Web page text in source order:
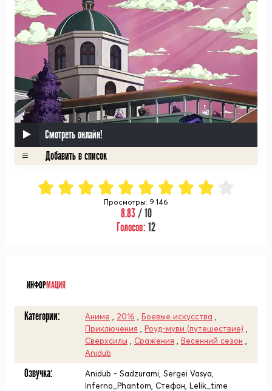
Смотреть онлайн!
Просмотры: 9 146
8.83/ 10
Голосов: 12
ИНФОРМАЦИЯ
Категории: Аниме 2016 Боевые искусства
Приключения
Роуд-муви (путешествие)
Сверхсилы
Сражения Весенний сезон
Anidub
Озвучка:
Anidub - Sadzurami, Sergei Vasya,
Inferno_Phantom, Стефан, Lelik_time